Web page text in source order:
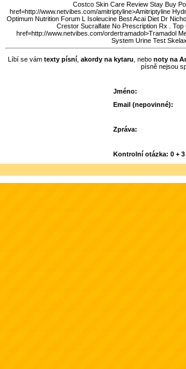
Costco Skin Care Review Stay Buy
href=http://www.netvibes.com/amitriptyline>Amitriptyline
Optimum Nutrition Forum L Isoleucine Best Acai Diet Dr
Crestor Sucralfate No Prescription Rx .
href=http://www.netvibes.com/ordertramadol>Tramadol
System Urine Test
Líbí se vám texty písní, akordy na kytaru , nebonoty na
písně nejsou
Jméno:
Email (nepovinné):
Zpráva:
Kontrolní otázka: 0 + 3